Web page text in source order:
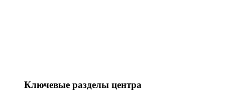
Ключевые разделы центра